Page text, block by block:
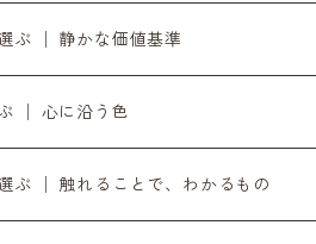
荷便り
荷便り
荷便り
│ うたうへ
│ オズオプス
│ サンドプロダクト
道具 │ バッグ・財布・ポーチ・スマ
のえる │ 時計・ベルト
く・添える │ ペン立て・コースター
ぶ │ 静かな価値基準
選ぶ │ 〜¥9,999
える │ ¥10,000〜¥19,999
│ 心に沿う色
ぶ │ 触れることで、わかるもの